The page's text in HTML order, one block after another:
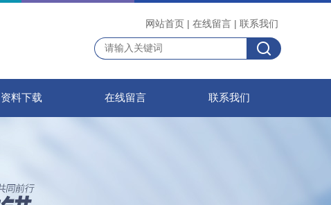
网站首页 | 在线留言 | 联系我们
资料下载 在线留言 联系我们